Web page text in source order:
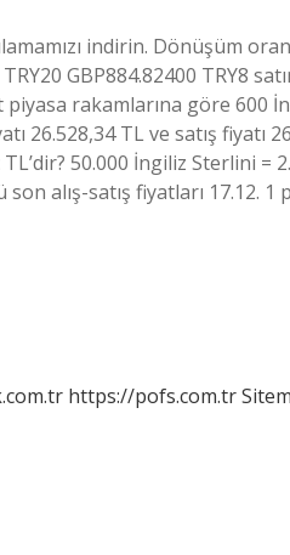
indirin. Dönüşüm
GBP884.82400 TRY8
rakamlarına göre 600
TL ve satış fiyatı
50.000 İngiliz Sterlini =
alış-satış fiyatları 17.12. 1
https://pofs.com.tr